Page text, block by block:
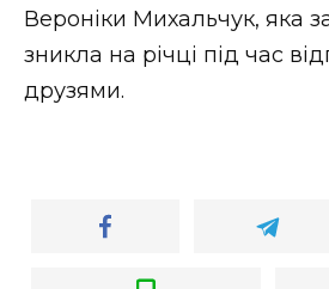
Вероніки Михальчук, яка
зникла на річці під час
друзями.